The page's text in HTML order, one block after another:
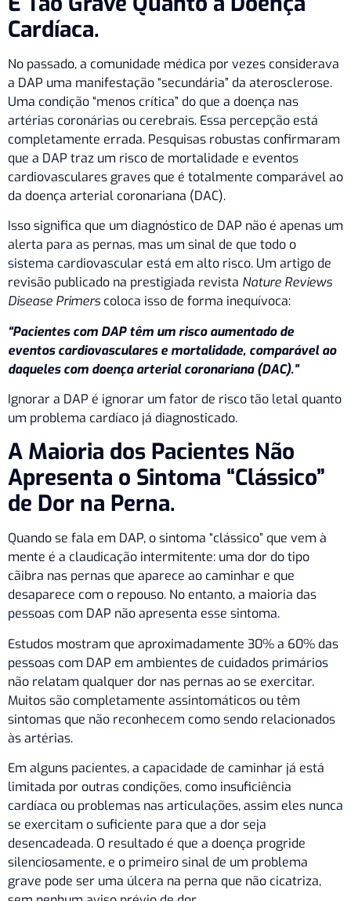
Cardíaca.
No passado, a comunidade médica por vezes considerava
a DAP uma manifestação “secundária” da aterosclerose.
Uma condição “menos crítica” do que a doença nas
artérias coronárias ou cerebrais. Essa percepção está
completamente errada. Pesquisas robustas confirmaram
que a DAP traz um risco de mortalidade e eventos
cardiovasculares graves que é totalmente comparável ao
da doença arterial coronariana (DAC).
Isso significa que um diagnóstico de DAP não é apenas um
alerta para as pernas, mas um sinal de que todo o
sistema cardiovascular está em alto risco. Um artigo de
revisão publicado na prestigiada revista Nature Reviews
Disease Primers coloca isso de forma inequívoca:
“Pacientes com DAP têm um risco aumentado de
eventos cardiovasculares e mortalidade, comparável ao
daqueles com doença arterial coronariana (DAC).”
Ignorar a DAP é ignorar um fator de risco tão letal quanto
um problema cardíaco já diagnosticado.
A Maioria dos Pacientes Não
Apresenta o Sintoma “Clássico”
de Dor na Perna.
Quando se fala em DAP, o sintoma “clássico” que vem à
mente é a claudicação intermitente: uma dor do tipo
cãibra nas pernas que aparece ao caminhar e que
desaparece com o repouso. No entanto, a maioria das
pessoas com DAP não apresenta esse sintoma.
Estudos mostram que aproximadamente 30% a 60% das
pessoas com DAP em ambientes de cuidados primários
não relatam qualquer dor nas pernas ao se exercitar.
Muitos são completamente assintomáticos ou têm
sintomas que não reconhecem como sendo relacionados
às artérias.
Em alguns pacientes, a capacidade de caminhar já está
limitada por outras condições, como insuficiência
cardíaca ou problemas nas articulações, assim eles nunca
se exercitam o suficiente para que a dor seja
desencadeada. O resultado é que a doença progride
silenciosamente, e o primeiro sinal de um problema
grave pode ser uma úlcera na perna que não cicatriza,